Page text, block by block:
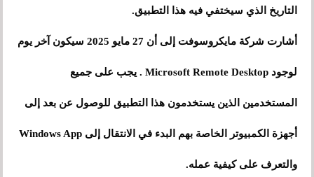
التاريخ الذي سيختفي فيه هذا التطبيق.
أشارت شركة مايكروسوفت إلى أن 27 مايو 2025 سيكون آخر يوم
لوجود Microsoft Remote Desktop . يجب على جميع
المستخدمين الذين يستخدمون هذا التطبيق للوصول عن بعد إلى
أجهزة الكمبيوتر الخاصة بهم البدء في الانتقال إلى Windows App
والتعرف على كيفية عمله.